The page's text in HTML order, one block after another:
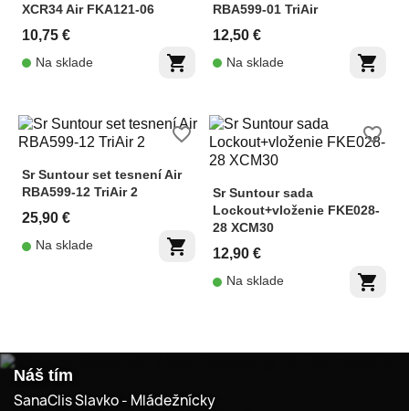
XCR34 Air FKA121-06
10,75 €
shopping_cart
Na sklade
RBA599-01 TriAir
12,50 €
shopping_cart
Na sklade
Sr Suntour set tesnení Air
RBA599-12 TriAir 2
25,90 €
shopping_cart
Na sklade
favorite_border
Sr Suntour sada
Lockout+vloženie FKE028-
28 XCM30
12,90 €
shopping_cart
Na sklade
favorite_border
Náš tím
SanaClis Slavko - Mládežnícky